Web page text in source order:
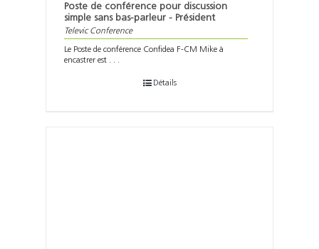
Poste de conférence pour discussion
simple sans bas-parleur - Président
Televic Conference
Le Poste de conférence Confidea F-CM Mike à
encastrer est . . .
Détails